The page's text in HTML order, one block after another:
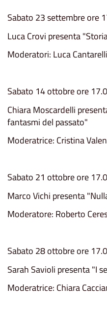
Sabato 23 settembre ore
Luca Crovi presenta
Moderatori: Luca
Sabato 14 ottobre ore
Chiara Moscardelli
fantasmi del passato"
Moderatrice: Cristina
Sabato 21 ottobre ore
Marco Vichi presenta
Moderatore: Roberto
Sabato 28 ottobre ore
Sarah Savioli presenta "I
Moderatrice: Chiara